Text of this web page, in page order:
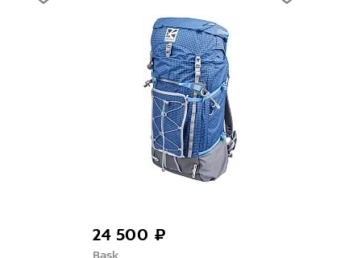
24 500 ₽
Bask